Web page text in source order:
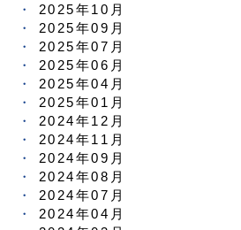
2025年10月
2025年09月
2025年07月
2025年06月
2025年04月
2025年01月
2024年12月
2024年11月
2024年09月
2024年08月
2024年07月
2024年04月